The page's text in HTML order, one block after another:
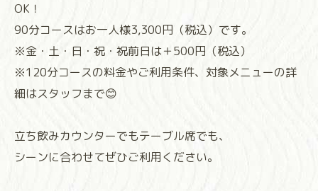
OK！
90分コースはお一人様3,300円（税込）です。
※金・土・日・祝・祝前日は＋500円（税込）
※120分コースの料金やご利用条件、対象メニューの詳
細はスタッフまで😊
立ち飲みカウンターでもテーブル席でも、
シーンに合わせてぜひご利用ください。